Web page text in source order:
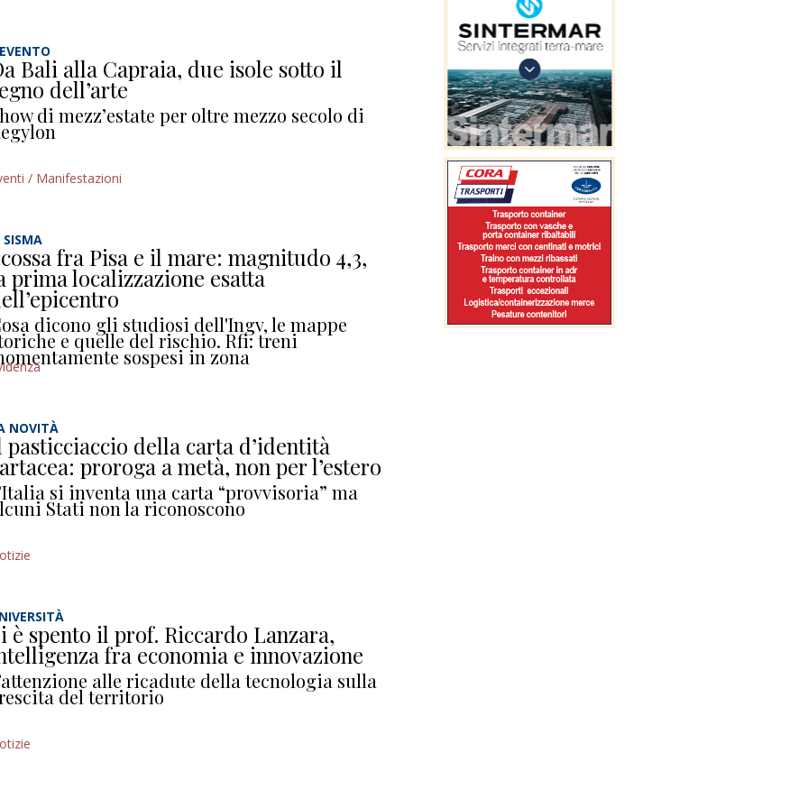
Bali alla Capraia, due isole sotto il
dell’arte
di mezz’estate per oltre mezzo secolo di
/ Manifestazioni
SISMA
fra Pisa e il mare: magnitudo 4,3,
prima localizzazione esatta
dicono gli studiosi dell'Ingv, le mappe
e quelle del rischio. Rfi: treni
sospesi in zona
NOVITÀ
pasticciaccio della carta d’identità
proroga a metà, non per l’estero
si inventa una carta “provvisoria” ma
Stati non la riconoscono
è spento il prof. Riccardo Lanzara,
fra economia e innovazione
alle ricadute della tecnologia sulla
del territorio